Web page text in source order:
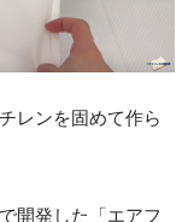
レンを固めて作ら
開発した「エアフ